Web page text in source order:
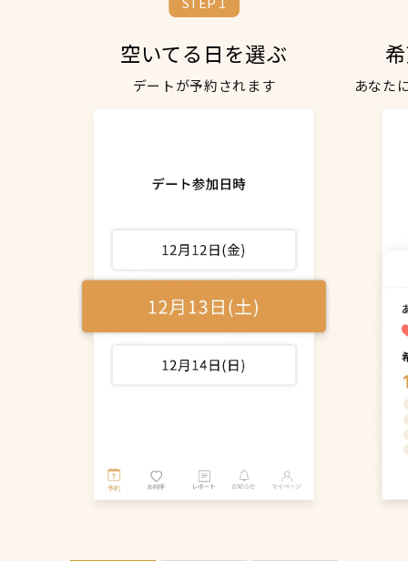
空いてる日を選ぶ
デートが予約されます あなた